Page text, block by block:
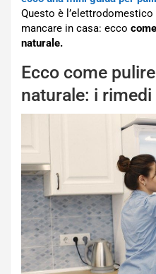
Questo è
mancare in casa: ecco
naturale.
Ecco come
naturale: i